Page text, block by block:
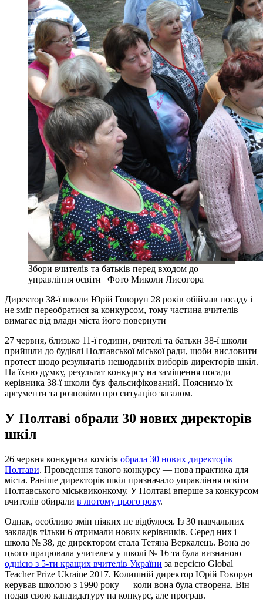
Збори вчителів та батьків перед входом до
управління освіти | Фото Миколи Лисогора
Директор 38-ї школи Юрій Говорун 28 років обіймав посаду і
не зміг переобратися за конкурсом, тому частина вчителів
вимагає від влади міста його повернути
27 червня, близько 11-ї години, вчителі та батьки 38-ї школи
прийшли до будівлі Полтавської міської ради, щоби висловити
протест щодо результатів нещодавніх виборів директорів шкіл.
На їхню думку, результат конкурсу на заміщення посади
керівника 38-ї школи був фальсифікований. Пояснимо їх
аргументи та розповімо про ситуацію загалом.
У Полтаві обрали 30 нових директорів
шкіл
26 червня конкурсна комісія обрала 30 нових директорів
Полтави. Проведення такого конкурсу — нова практика для
міста. Раніше директорів шкіл призначало управління освіти
Полтавського міськвиконкому. У Полтаві вперше за конкурсом
вчителів обирали в лютому цього року.
Однак, особливо змін ніяких не відбулося. Із 30 навчальних
закладів тільки 6 отримали нових керівників. Серед них і
школа № 38, де директором стала Тетяна Веркалець. Вона до
цього працювала учителем у школі № 16 та була визнаною
однією з 5-ти кращих вчителів України за версією Global
Teacher Prize Ukraine 2017. Колишній директор Юрій Говорун
керував школою з 1990 року — коли вона була створена. Він
подав свою кандидатуру на конкурс, але програв.